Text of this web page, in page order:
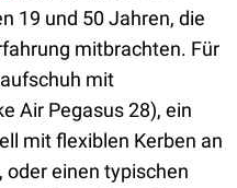
19 und 50 Jahren, die
mitbrachten. Für
mit
Air Pegasus 28), ein
mit flexiblen Kerben an
oder einen typischen